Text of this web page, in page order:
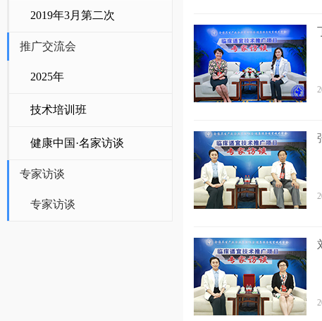
2019年3月第二次
推广交流会
2025年
技术培训班
健康中国·名家访谈
专家访谈
专家访谈